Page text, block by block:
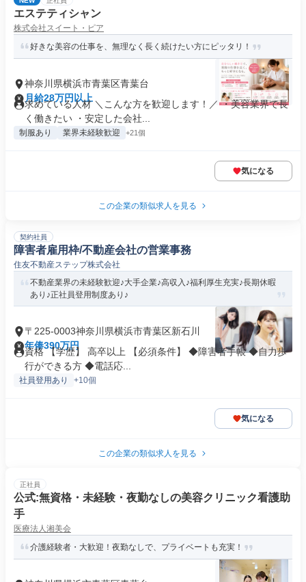
エステティシャン
株式会社スイート・ピア
好きな美容の仕事を、無理なく長く続けたい方にピッタリ！
神奈川県横浜市青葉区青葉台
月給28万円以上
求めている人材 ＼こんな方を歓迎します！／ ・美容業界で長
く働きたい ・安定した会社...
制服あり 業界未経験歓迎 +21個
気になる
この企業の類似求人を見る
契約社員
障害者雇用枠/不動産会社の営業事務
住友不動産ステップ株式会社
不動産業界の未経験歓迎♪大手企業♪高収入♪福利厚生充実♪長期休暇
あり♪正社員登用制度あり♪
〒225-0003神奈川県横浜市青葉区新石川
年俸390万円
資格 【学歴】 高卒以上 【必須条件】 ◆障害者手帳 ◆自力歩
行ができる方 ◆電話応...
社員登用あり +10個
気になる
この企業の類似求人を見る
正社員
公式:無資格・未経験・夜勤なしの美容クリニック看護助
手
医療法人湘美会
介護経験者・大歓迎！夜勤なしで、プライベートも充実！